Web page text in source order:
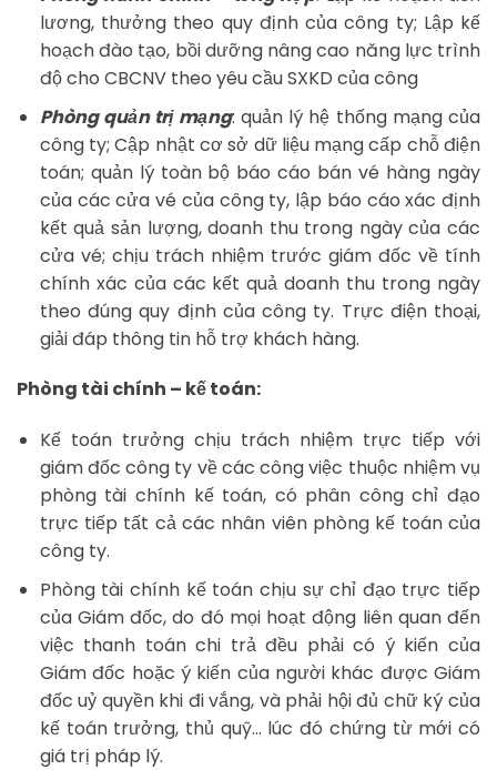
lương, thưởng theo quy định của công ty; Lập kế
hoạch đào tạo, bồi dưỡng nâng cao năng lực trình
độ cho CBCNV theo yêu cầu SXKD của công
Phòng quản trị mạng: quản lý hệ thống mạng của
công ty; Cập nhật cơ sở dữ liệu mạng cấp chỗ điện
toán; quản lý toàn bộ báo cáo bán vé hàng ngày
của các cửa vé của công ty, lập báo cáo xác định
kết quả sản lượng, doanh thu trong ngày của các
cửa vé; chịu trách nhiệm trước giám đốc về tính
chính xác của các kết quả doanh thu trong ngày
theo đúng quy định của công ty. Trực điện thoại,
giải đáp thông tin hỗ trợ khách hàng.
Phòng tài chính – kế toán:
Kế toán trưởng chịu trách nhiệm trực tiếp với
giám đốc công ty về các công việc thuộc nhiệm vụ
phòng tài chính kế toán, có phân công chỉ đạo
trực tiếp tất cả các nhân viên phòng kế toán của
công ty.
Phòng tài chính kế toán chịu sự chỉ đạo trực tiếp
của Giám đốc, do đó mọi hoạt động liên quan đến
việc thanh toán chi trả đều phải có ý kiến của
Giám đốc hoặc ý kiến của người khác được Giám
đốc uỷ quyền khi đi vắng, và phải hội đủ chữ ký của
kế toán trưởng, thủ quỹ… lúc đó chứng từ mới có
giá trị pháp lý.